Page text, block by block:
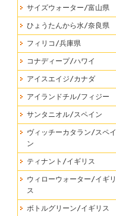
サイズウォーター/富山県
ひょうたんから水/奈良県
フィリコ/兵庫県
コナディープ/ハワイ
アイスエイジ/カナダ
アイランドチル/フィジー
サンタニオル/スペイン
ヴィッチーカタラン/スペイ
ン
ティナント/イギリス
ウィローウォーター/イギリ
ス
ボトルグリーン/イギリス